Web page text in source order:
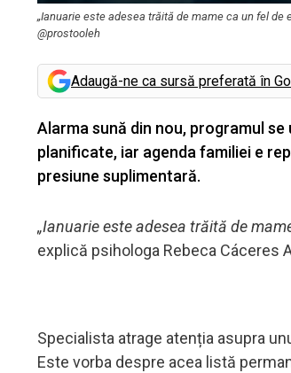
„Ianuarie este adesea trăită de mame ca un fel de
@prostooleh
Adaugă-ne ca sursă preferată în
Alarma sună din nou, programul
planificate, iar agenda familiei e
presiune suplimentară.
„Ianuarie este adesea trăită de
explică psihologa Rebeca Cáceres
Specialista atrage atenția asupra
Este vorba despre acea listă